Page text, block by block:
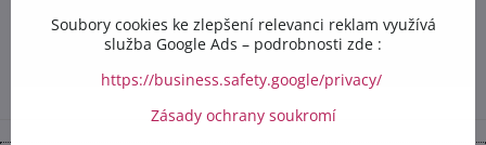
info​@safetex​.cz
Soubory cookies ke zlepšení relevanci reklam využívá
služba Google Ads – podrobnosti zde :
https://business.safety.google/privacy/
Zásady ochrany soukromí